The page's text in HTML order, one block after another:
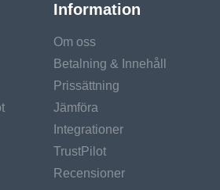
Information
Om oss
Betalning & Innehåll
Prissättning
Jämföra
Integrationer
TrustPilot
Recensioner